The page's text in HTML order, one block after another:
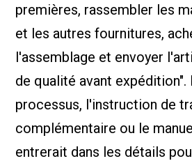
premières, rassembler les
et les autres fournitures,
l'assemblage et envoyer
de qualité avant expédition".
processus, l'instruction de
complémentaire ou le
entrerait dans les détails